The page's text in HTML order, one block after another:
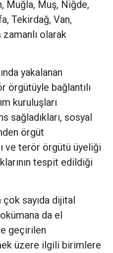
Muğla, Muş, Niğde,
Tekirdağ, Van,
olarak
yakalanan
örgütüyle bağlantılı
kuruluşları
sağladıkları, sosyal
örgüt
ve terör örgütü üyeliği
tespit edildiği
çok sayıda dijital
da el
geçirilen
üzere ilgili birimlere